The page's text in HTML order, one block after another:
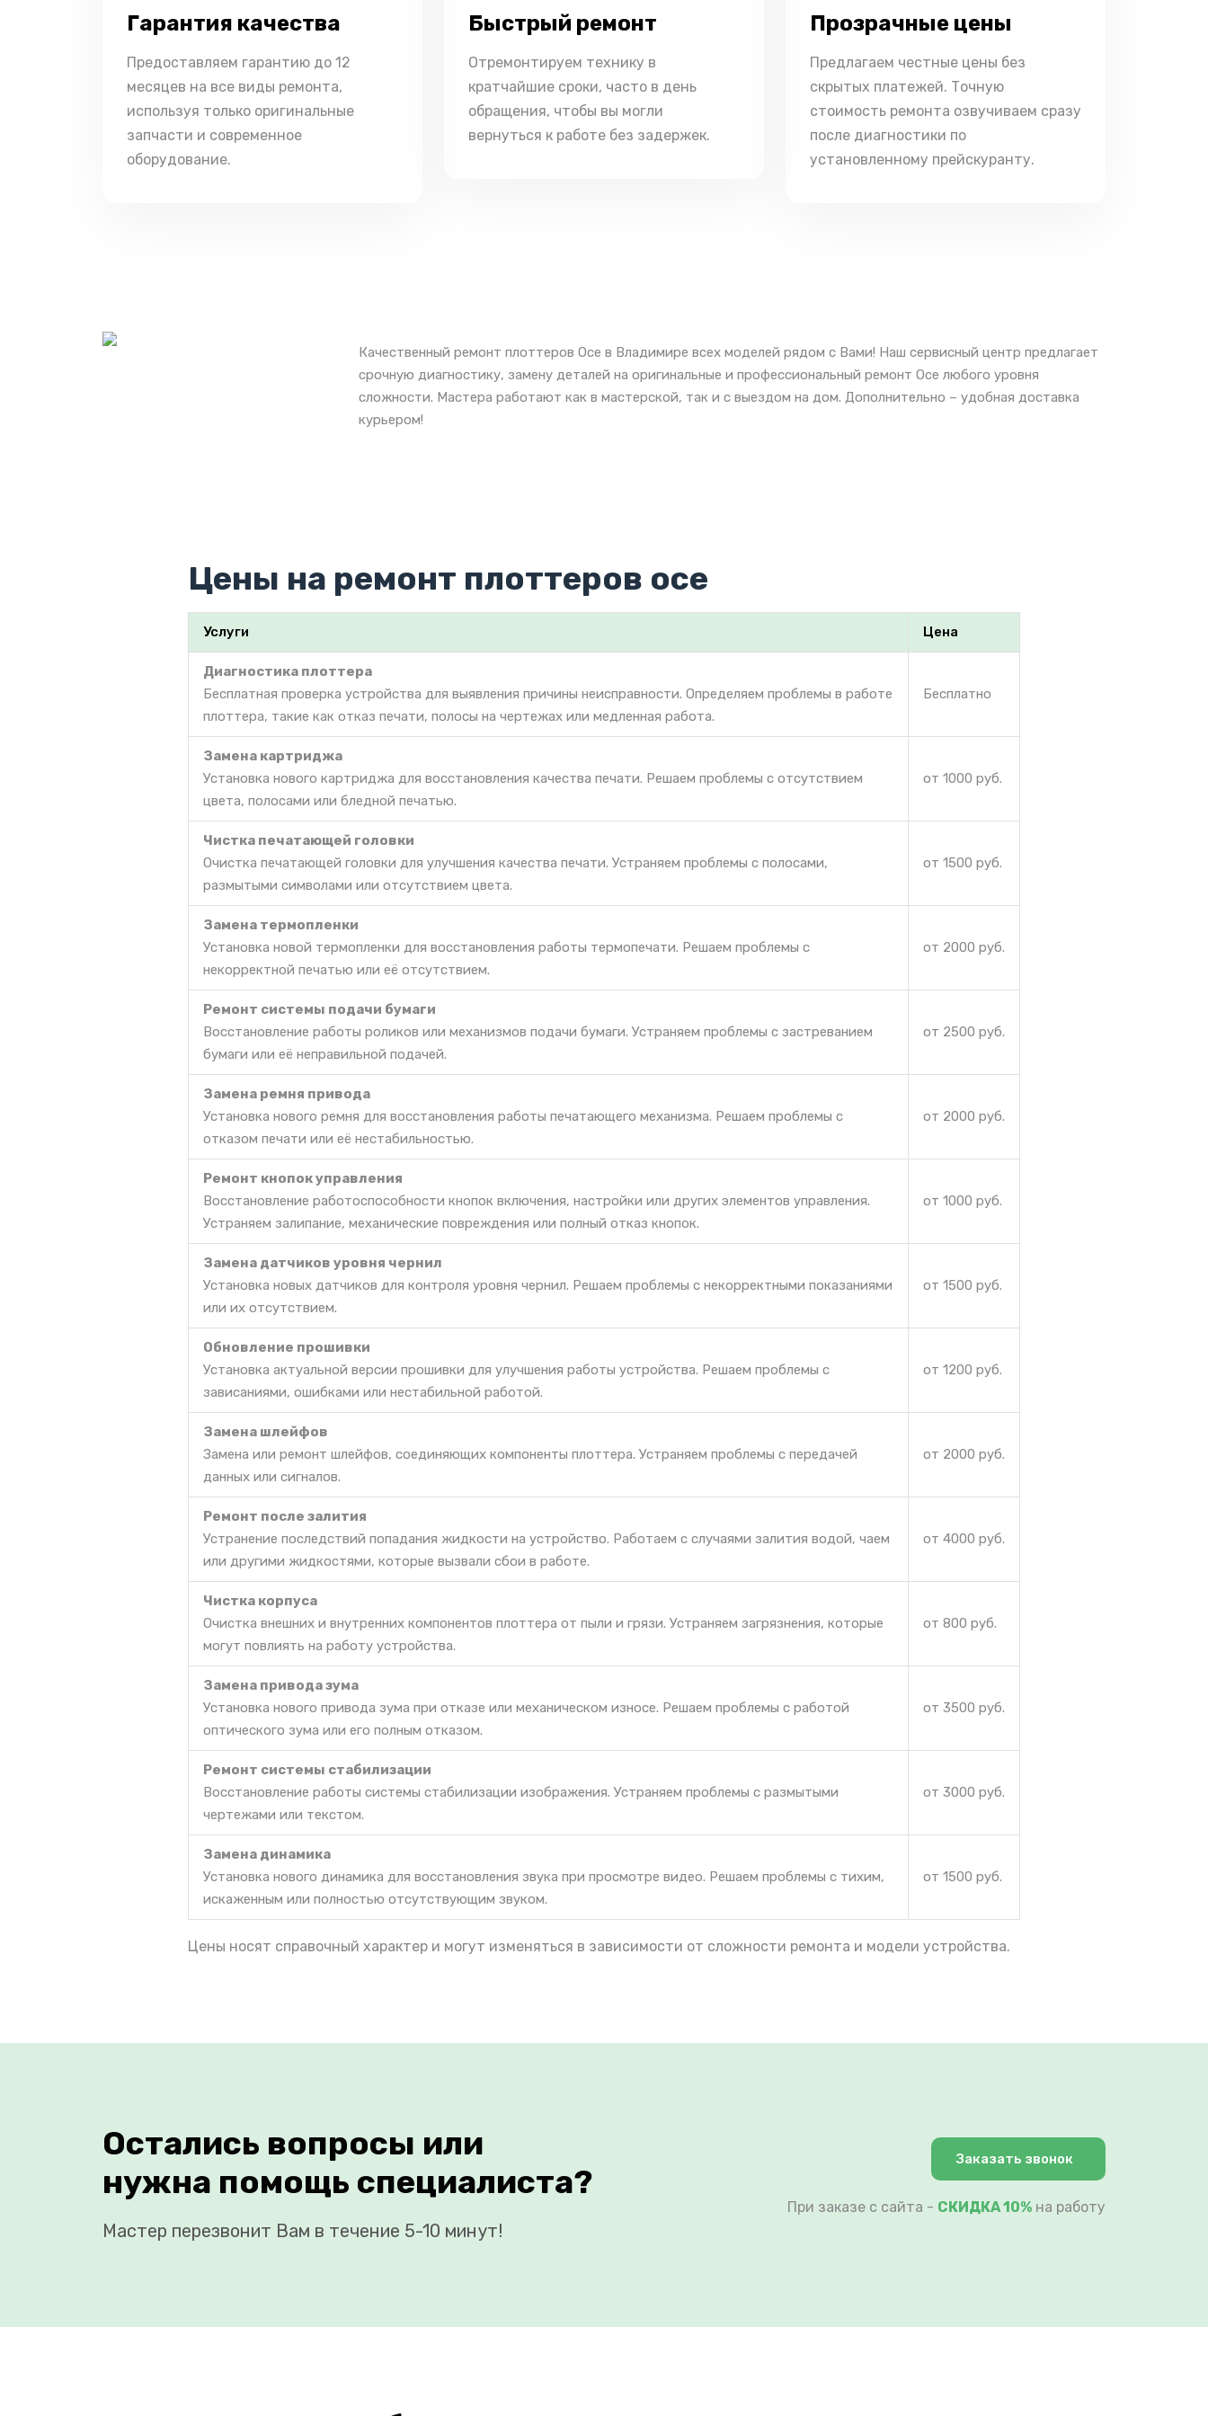
Гарантия качества
Предоставляем гарантию до 12
месяцев на все виды ремонта,
используя только оригинальные
запчасти и современное
оборудование.
Быстрый ремонт
Отремонтируем технику в
кратчайшие сроки, часто в день
обращения, чтобы вы могли
вернуться к работе без задержек.
Прозрачные цены
Предлагаем честные цены без
скрытых платежей. Точную
стоимость ремонта озвучиваем сразу
после диагностики по
установленному прейскуранту.
Качественный ремонт плоттеров Oce в Владимире всех моделей рядом с Вами! Наш сервисный центр предлагает
срочную диагностику, замену деталей на оригинальные и профессиональный ремонт Oce любого уровня
сложности. Мастера работают как в мастерской, так и с выездом на дом. Дополнительно – удобная доставка
курьером!
Цены на ремонт плоттеров oce
Услуги Цена
Диагностика плоттера
Бесплатная проверка устройства для выявления причины неисправности. Определяем проблемы в работе
плоттера, такие как отказ печати, полосы на чертежах или медленная работа.
Бесплатно
Замена картриджа
Установка нового картриджа для восстановления качества печати. Решаем проблемы с отсутствием
цвета, полосами или бледной печатью.
от 1000 руб.
Чистка печатающей головки
Очистка печатающей головки для улучшения качества печати. Устраняем проблемы с полосами,
размытыми символами или отсутствием цвета.
от 1500 руб.
Замена термопленки
Установка новой термопленки для восстановления работы термопечати. Решаем проблемы с
некорректной печатью или её отсутствием.
от 2000 руб.
Ремонт системы подачи бумаги
Восстановление работы роликов или механизмов подачи бумаги. Устраняем проблемы с застреванием
бумаги или её неправильной подачей.
от 2500 руб.
Замена ремня привода
Установка нового ремня для восстановления работы печатающего механизма. Решаем проблемы с
отказом печати или её нестабильностью.
от 2000 руб.
Ремонт кнопок управления
Восстановление работоспособности кнопок включения, настройки или других элементов управления.
Устраняем залипание, механические повреждения или полный отказ кнопок.
от 1000 руб.
Замена датчиков уровня чернил
Установка новых датчиков для контроля уровня чернил. Решаем проблемы с некорректными показаниями
или их отсутствием.
от 1500 руб.
Обновление прошивки
Установка актуальной версии прошивки для улучшения работы устройства. Решаем проблемы с
зависаниями, ошибками или нестабильной работой.
от 1200 руб.
Замена шлейфов
Замена или ремонт шлейфов, соединяющих компоненты плоттера. Устраняем проблемы с передачей
данных или сигналов.
от 2000 руб.
Ремонт после залития
Устранение последствий попадания жидкости на устройство. Работаем с случаями залития водой, чаем
или другими жидкостями, которые вызвали сбои в работе.
от 4000 руб.
Чистка корпуса
Очистка внешних и внутренних компонентов плоттера от пыли и грязи. Устраняем загрязнения, которые
могут повлиять на работу устройства.
от 800 руб.
Замена привода зума
Установка нового привода зума при отказе или механическом износе. Решаем проблемы с работой
оптического зума или его полным отказом.
от 3500 руб.
Ремонт системы стабилизации
Восстановление работы системы стабилизации изображения. Устраняем проблемы с размытыми
чертежами или текстом.
от 3000 руб.
Замена динамика
Установка нового динамика для восстановления звука при просмотре видео. Решаем проблемы с тихим,
искаженным или полностью отсутствующим звуком.
от 1500 руб.
Цены носят справочный характер и могут изменяться в зависимости от сложности ремонта и модели устройства.
Остались вопросы или
нужна помощь специалиста?
Мастер перезвонит Вам в течение 5-10 минут!
Заказать звонок
При заказе с сайта - СКИДКА 10% на работу